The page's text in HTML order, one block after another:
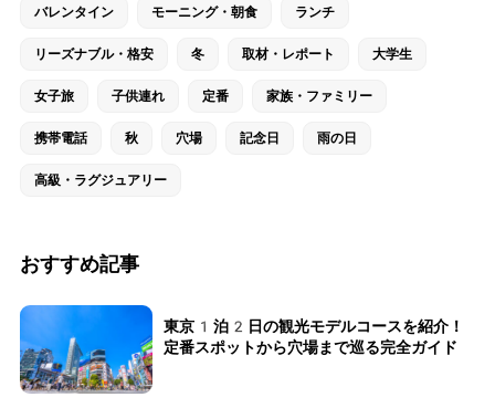
バレンタイン モーニング・朝食 ランチ
リーズナブル・格安 冬 取材・レポート 大学生
女子旅 子供連れ 定番 家族・ファミリー
携帯電話 秋 穴場 記念日 雨の日
高級・ラグジュアリー
おすすめ記事
東京1泊2日の観光モデルコースを紹介！
定番スポットから穴場まで巡る完全ガイド